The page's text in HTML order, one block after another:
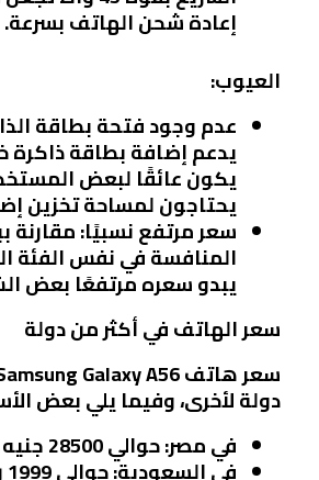
إعادة شحن الهاتف بسرعة.
العيوب:
عدم وجود فتحة بطاقة
يدعم إضافة بطاقة ذاكرة
يكون عائقًا لبعض
يحتاجون لمساحة تخزين
سعر مرتفع نسبيًا:مقارنة
المنافسة في نفس الفئة
يبدو سعره مرتفعًا بعض
سعر الهاتف في أكثر من دولة
دولة لأخرى، وفيما يلي بعض
في مصر: حوالي 28500 جنيه مصري.
في السعودية: حوالي 1999 ريال سعودي.